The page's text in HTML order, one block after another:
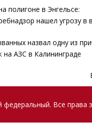
полигоне в Энгельсе:
нашел угрозу в
назвал одну из
на АЗС в Калининграде
Все права